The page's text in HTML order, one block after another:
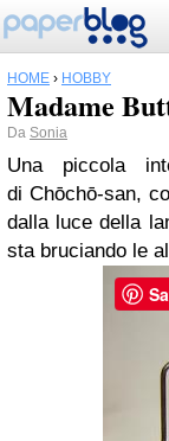
HOME › HOBBY
Madame
Da Sonia
Una piccola
di Chōchō-san,
dalla luce della
sta bruciando le